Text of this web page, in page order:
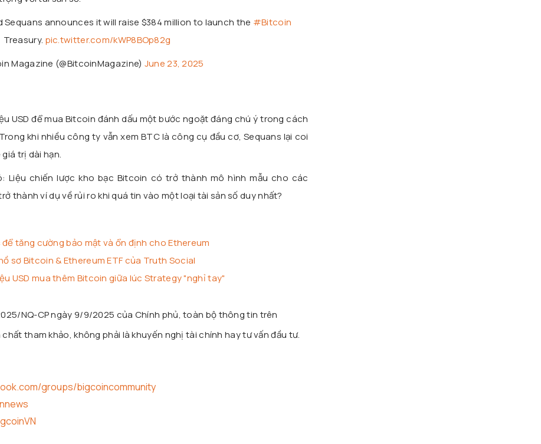
announces it will raise $384 million to launch the #Bitcoin
Treasury. pic.twitter.com/kWP8BOp82g
Magazine (@BitcoinMagazine) June 23, 2025
USD để mua Bitcoin đánh dấu một bước ngoặt đáng chú ý trong cách
khi nhiều công ty vẫn xem BTC là công cụ đầu cơ, Sequans lại coi
trị dài hạn.
Liệu chiến lược kho bạc Bitcoin có trở thành mô hình mẫu cho các
thành ví dụ về rủi ro khi quá tin vào một loại tài sản số duy nhất?
tăng cường bảo mật và ổn định cho Ethereum
sơ Bitcoin & Ethereum ETF của Truth Social
USD mua thêm Bitcoin giữa lúc Strategy "nghỉ tay"
NQ-CP ngày 9/9/2025 của Chính phủ, toàn bộ thông tin trên
tham khảo, không phải là khuyến nghị tài chính hay tư vấn đầu tư.
groups/bigcoincommunity